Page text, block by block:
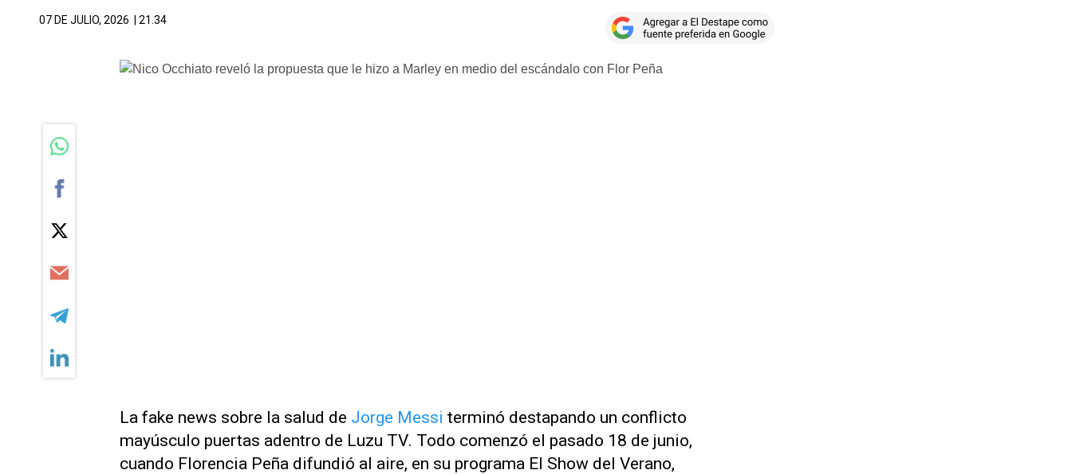
07 DE JULIO, 2026 | 21.34
La fake news sobre la salud de Jorge Messi terminó destapando un conflicto
mayúsculo puertas adentro de Luzu TV. Todo comenzó el pasado 18 de junio,
cuando Florencia Peña difundió al aire, en su programa El Show del Verano,